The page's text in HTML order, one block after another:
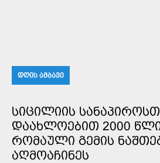
ᲓᲦᲘᲡ ᲐᲛᲑᲐᲕᲘ
ᲡᲘᲪᲘᲚᲘᲘᲡ
ᲓᲐᲐᲮᲚᲝᲔᲑᲘᲗ 2000
ᲠᲝᲛᲐᲣᲚᲘ ᲒᲔᲛᲘᲡ
ᲐᲦᲛᲝᲐᲩᲘᲜᲔᲡ